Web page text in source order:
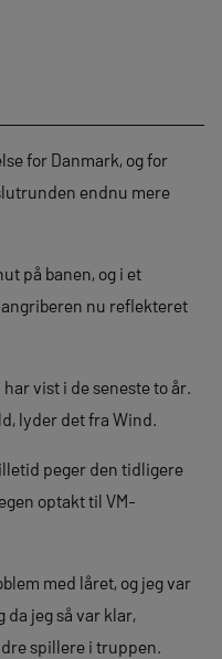
for Danmark, og for
endnu mere
på banen, og i et
nu reflekteret
vist i de seneste to år.
lyder det fra Wind.
peger den tidligere
optakt til VM-
med låret, og jeg var
da jeg så var klar,
spillere i truppen.